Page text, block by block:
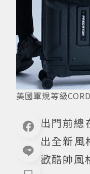
美國軍規等級
出門前總
出全新
歡酷帥風